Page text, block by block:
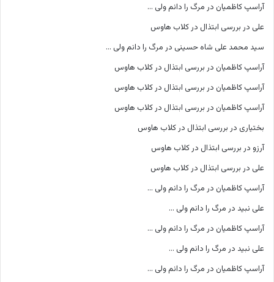
آراسپ کاظمیان در مرگ را دانم ولی …
علی در بررسی ابتذال در کلاب هاوس
سید محمد علی شاه حسینی در مرگ را دانم ولی …
آراسپ کاظمیان در بررسی ابتذال در کلاب هاوس
آراسپ کاظمیان در بررسی ابتذال در کلاب هاوس
آراسپ کاظمیان در بررسی ابتذال در کلاب هاوس
بختیاری در بررسی ابتذال در کلاب هاوس
آرزو در بررسی ابتذال در کلاب هاوس
علی در بررسی ابتذال در کلاب هاوس
آراسپ کاظمیان در مرگ را دانم ولی …
علی نبید در مرگ را دانم ولی …
آراسپ کاظمیان در مرگ را دانم ولی …
علی نبید در مرگ را دانم ولی …
آراسپ کاظمیان در مرگ را دانم ولی …